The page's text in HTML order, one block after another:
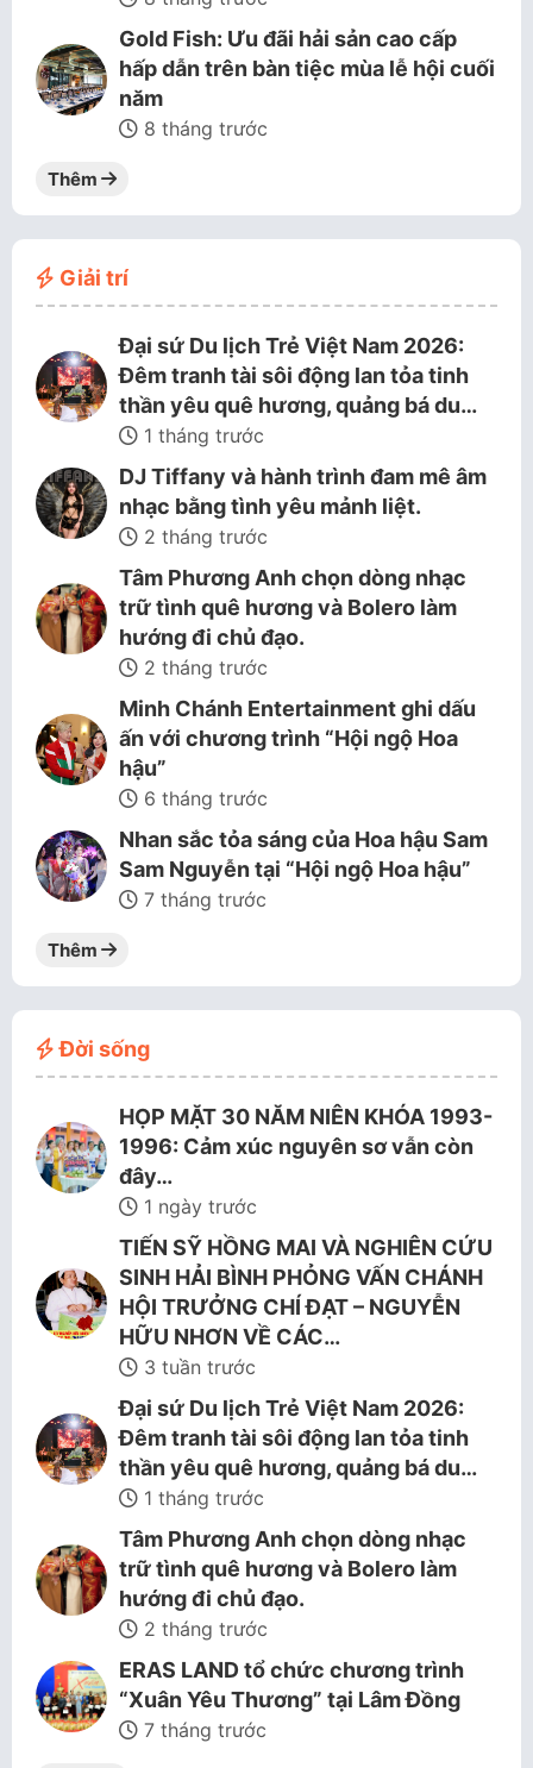
Gold Fish: Ưu đãi hải sản cao cấp
hấp dẫn trên bàn tiệc mùa lễ hội cuối
năm
8 tháng trước
Thêm
Giải trí
Đại sứ Du lịch Trẻ Việt Nam 2026:
Đêm tranh tài sôi động lan tỏa tinh
thần yêu quê hương, quảng bá du…
1 tháng trước
DJ Tiffany và hành trình đam mê âm
nhạc bằng tình yêu mảnh liệt.
2 tháng trước
Tâm Phương Anh chọn dòng nhạc
trữ tình quê hương và Bolero làm
hướng đi chủ đạo.
2 tháng trước
Minh Chánh Entertainment ghi dấu
ấn với chương trình “Hội ngộ Hoa
hậu”
6 tháng trước
Nhan sắc tỏa sáng của Hoa hậu Sam
Sam Nguyễn tại “Hội ngộ Hoa hậu”
7 tháng trước
Thêm
Đời sống
HỌP MẶT 30 NĂM NIÊN KHÓA 1993-
1996: Cảm xúc nguyên sơ vẫn còn
đây…
1 ngày trước
TIẾN SỸ HỒNG MAI VÀ NGHIÊN CỨU
SINH HẢI BÌNH PHỎNG VẤN CHÁNH
HỘI TRƯỞNG CHÍ ĐẠT – NGUYỄN
HỮU NHƠN VỀ CÁC…
3 tuần trước
Đại sứ Du lịch Trẻ Việt Nam 2026:
Đêm tranh tài sôi động lan tỏa tinh
thần yêu quê hương, quảng bá du…
1 tháng trước
Tâm Phương Anh chọn dòng nhạc
trữ tình quê hương và Bolero làm
hướng đi chủ đạo.
2 tháng trước
ERAS LAND tổ chức chương trình
“Xuân Yêu Thương” tại Lâm Đồng
7 tháng trước